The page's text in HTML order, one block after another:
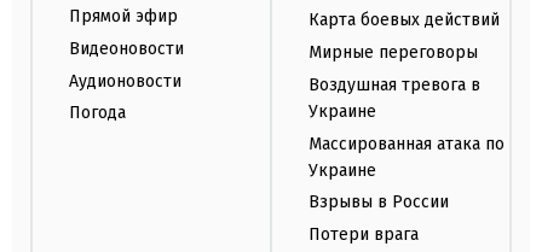
Прямой эфир
Видеоновости
Аудионовости
Погода
Карта боевых действий
Мирные переговоры
Воздушная тревога в
Украине
Массированная атака по
Украине
Взрывы в России
Потери врага